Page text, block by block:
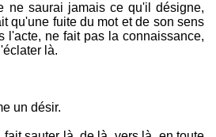
ne saurai jamais ce qu'il désigne,
qu'une fuite du mot et de son sens
l'acte, ne fait pas la connaissance,
là.
un désir.